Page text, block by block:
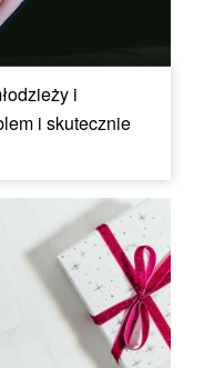
i
i skutecznie